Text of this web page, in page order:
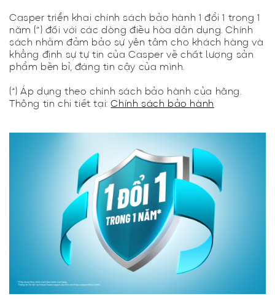
Casper triển khai chính sách bảo hành 1 đổi 1 trong 1
năm (*) đối với các dòng điều hòa dân dụng. Chính
sách nhằm đảm bảo sự yên tâm cho khách hàng và
khẳng định sự tự tin của Casper về chất lượng sản
phẩm bền bỉ, đáng tin cậy của mình.
(*) Áp dụng theo chính sách bảo hành của hãng.
Thông tin chi tiết tại:Chính sách bảo hành